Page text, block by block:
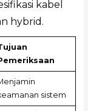
kabel
hybrid.
sistem